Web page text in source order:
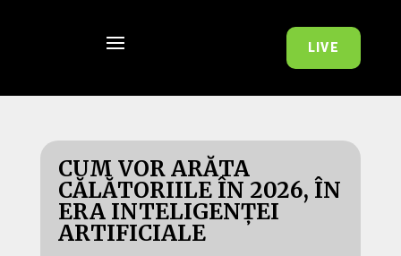
LIVE
CUM VOR ARĂTA
CĂLĂTORIILE ÎN 2026, ÎN
ERA INTELIGENȚEI
ARTIFICIALE